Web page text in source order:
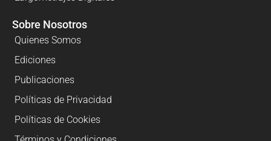
Sobre Nosotros
Quienes Somos
Ediciones
Publicaciones
Políticas de Privacidad
Políticas de Cookies